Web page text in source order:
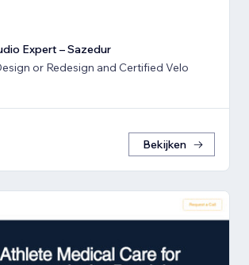
Expert – Sazedur
or Redesign and Certified Velo
Bekijken